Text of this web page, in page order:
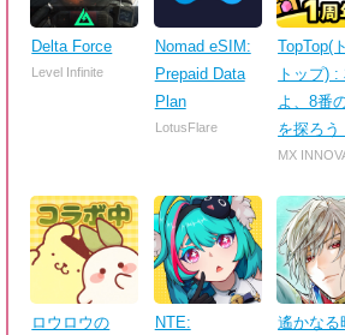
Delta Force
Level Infinite
Nomad eSIM:
Prepaid Data
Plan
LotusFlare
TopTop(
トップ) :
よ、8番
を探ろう
MX
ロウロウの
NTE:
遙かなる